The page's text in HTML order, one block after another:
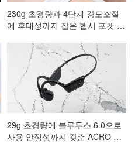
230g 초경량과 4단계 강도조절
에 휴대성까지 잡은 햅시 포켓 마
29g 초경량에 블루투스 6.0으로
사용 안정성까지 갖춘 ACRO 프